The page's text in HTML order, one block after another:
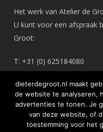
Het werk van Atelier de
U kunt voor een afspraak
Groot:
T: +31 (0) 625184080
dieterdegroot.nl maakt
de website te analyseren,
advertenties te tonen. Je
van deze website, of
toestemming voor het